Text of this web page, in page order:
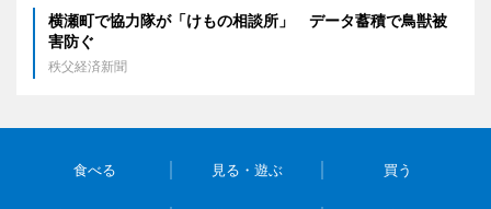
横瀬町で協力隊が「けもの相談所」 データ蓄積で鳥獣被
害防ぐ
秩父経済新聞
食べる 見る・遊ぶ 買う